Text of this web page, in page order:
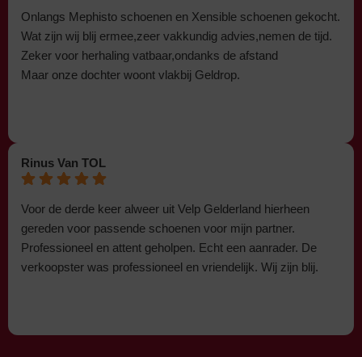
Onlangs Mephisto schoenen en Xensible schoenen gekocht.
Wat zijn wij blij ermee,zeer vakkundig advies,nemen de tijd.
Zeker voor herhaling vatbaar,ondanks de afstand
Maar onze dochter woont vlakbij Geldrop.
Rinus Van TOL
Voor de derde keer alweer uit Velp Gelderland hierheen
gereden voor passende schoenen voor mijn partner.
Professioneel en attent geholpen. Echt een aanrader. De
verkoopster was professioneel en vriendelijk. Wij zijn blij.